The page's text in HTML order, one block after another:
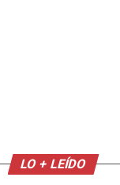
LO + LEÍDO